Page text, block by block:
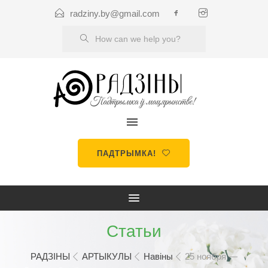
radziny.by@gmail.com
ПАДТРЫМКА!
Статьи
РАДЗІНЫ АРТЫКУЛЫ Навіны
25 ноября —